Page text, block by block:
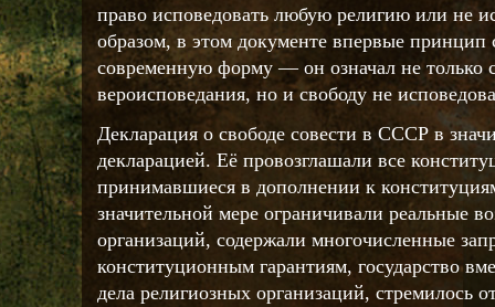
право исповедовать любую религию или не
образом, в этом документе впервые принцип
современную форму — он означал не только
вероисповедания, но и свободу не
Декларация о свободе совести в СССР в
декларацией. Её провозглашали все
принимавшиеся в дополнении к
значительной мере ограничивали реальные
организаций, содержали многочисленные
конституционным гарантиям, государство
дела религиозных организаций, стремилось